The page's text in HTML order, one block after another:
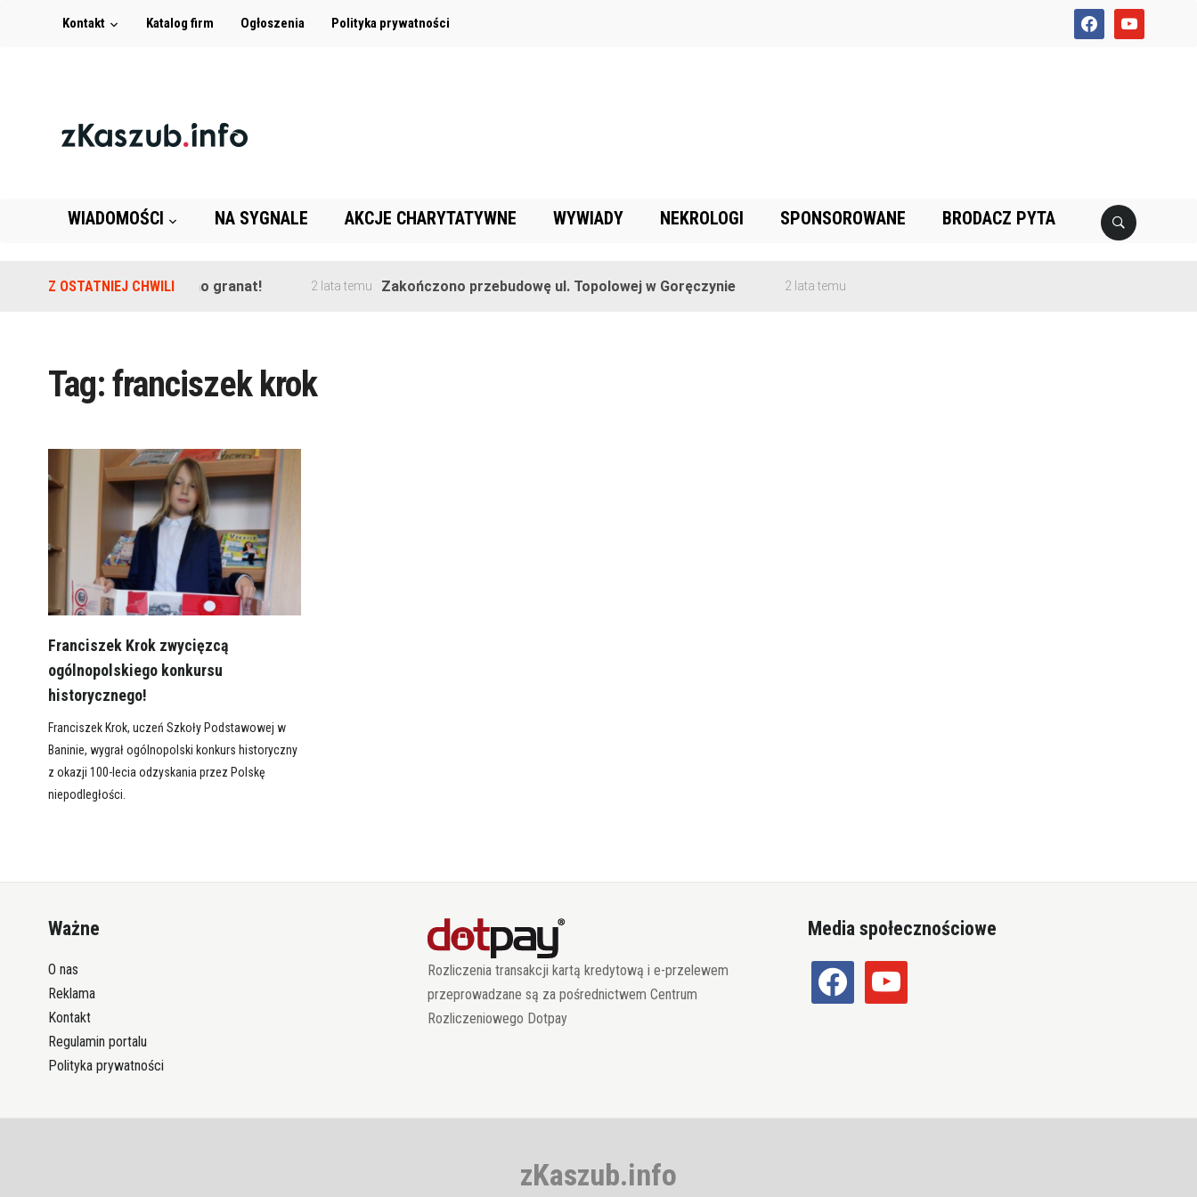
facebookyoutube
Kontakt Katalog firm Ogłoszenia Polityka prywatności
WIADOMOŚCI NA SYGNALE AKCJE CHARYTATYWNE WYWIADY NEKROLOGI SPONSOROWANE BRODACZ PYTA
Z OSTATNIEJ CHWILI
szkoły w Leźnie znaleziono granat! 2 lata temu Zakończono przebudowę ul. Topolowej w Goręczynie 2 lata temu
Tag:franciszek krok
Franciszek Krok zwycięzcą
ogólnopolskiego konkursu
historycznego!
Franciszek Krok, uczeń Szkoły Podstawowej w
Baninie, wygrał ogólnopolski konkurs historyczny
z okazji 100-lecia odzyskania przez Polskę
niepodległości.
Ważne
O nas
Reklama
Kontakt
Regulamin portalu
Polityka prywatności
Rozliczenia transakcji kartą kredytową i e-przelewem
przeprowadzane są za pośrednictwem Centrum
Rozliczeniowego Dotpay
Media społecznościowe
facebook youtube
zKaszub.info